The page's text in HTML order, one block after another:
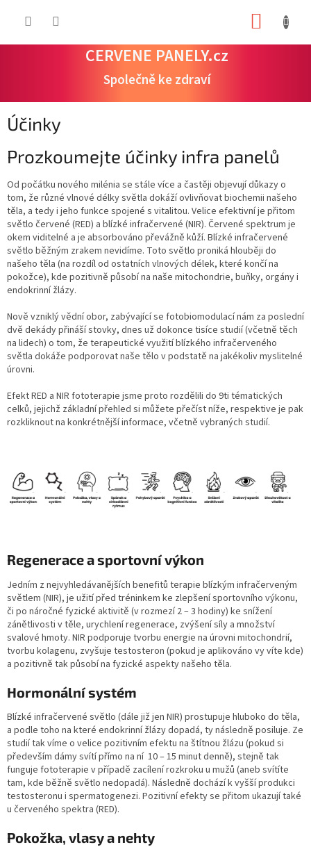
CERVENE PANELY.cz
Společně ke zdraví
Účinky
Prozkoumejte účinky infra panelů
Od počátku nového milénia se stále více a častěji objevují důkazy o
tom, že různé vlnové délky světla dokáží ovlivňovat biochemii našeho
těla, a tedy i jeho funkce spojené s vitalitou. Velice efektivní je přitom
světlo červené (RED) a blízké infračervené (NIR). Červené spektrum je
okem viditelné a je absorbováno převážně kůží. Blízké infračervené
světlo běžným zrakem nevidíme. Toto světlo proniká hlouběji do
našeho těla (na rozdíl od ostatních vlnových délek, které končí na
pokožce), kde pozitivně působí na naše mitochondrie, buňky, orgány i
endokrinní žlázy.
Nově vzniklý vědní obor, zabývající se fotobiomodulací nám za poslední
dvě dekády přináší stovky, dnes už dokonce tisíce studií (včetně těch
na lidech) o tom, že terapeutické využití blízkého infračerveného
světla dokáže podporovat naše tělo v podstatě na jakékoliv myslitelné
úrovni.
Efekt RED a NIR fototerapie jsme proto rozdělili do 9ti tématických
celků, jejichž základní přehled si můžete přečíst níže, respektive je pak
rozkliknout na konkrétnější informace, včetně vybraných studií.
Regenerace a sportovní výkon
Jedním z nejvyhledávanějších benefitů terapie blízkým infračerveným
světlem (NIR), je užití před tréninkem ke zlepšení sportovního výkonu,
či po náročné fyzické aktivitě (v rozmezí 2 – 3 hodiny) ke snížení
zánětlivosti v těle, urychlení regenerace, zvýšení síly a množství
svalové hmoty. NIR podporuje tvorbu energie na úrovni mitochondrií,
tvorbu kolagenu, zvyšuje testosteron (pokud je aplikováno vy víte kde)
a pozitivně tak působí na fyzické aspekty našeho těla.
Hormonální systém
Blízké infračervené světlo (dále již jen NIR) prostupuje hluboko do těla,
a podle toho na které endokrinní žlázy dopadá, ty následně posiluje. Ze
studií tak víme o velice pozitivním efektu na štítnou žlázu (pokud si
především dámy svítí přímo na ní 10 – 15 minut denně), stejně tak
funguje fototerapie v případě zacílení rozkroku u mužů (aneb svítíte
tam, kde běžně světlo nedopadá). Následně dochází k vyšší produkci
testosteronu i spermatogenezi. Pozitivní efekty se přitom ukazují také
u červeného spektra (RED).
Pokožka, vlasy a nehty